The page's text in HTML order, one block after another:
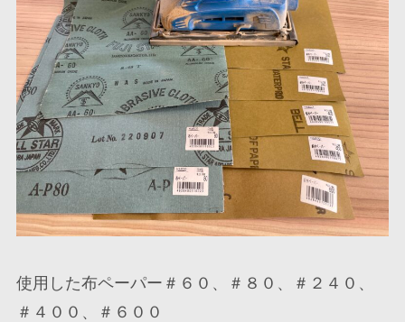
使用した布ペーパー＃６０、＃８０、＃２４０、
＃４００、＃６００